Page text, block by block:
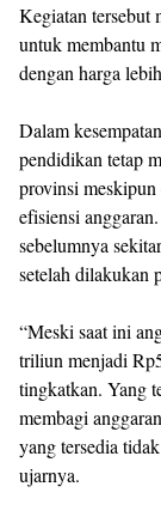
Kegiatan tersebut
untuk membantu
dengan harga
Dalam
pendidikan tetap
provinsi meskipun
efisiensi
sebelumnya
setelah dilakukan
“Meski saat ini
triliun menjadi
tingkatkan. Yang
membagi
yang tersedia
ujarnya.